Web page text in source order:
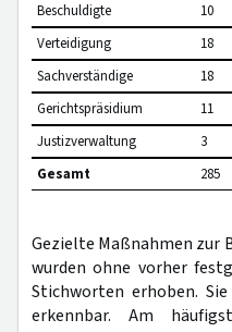
Beschuldigte
10
Verteidigung
18
Sachverständige
18
Gerichtspräsidium
11
Justizverwaltung
3
Gesamt
285
Gezielte Maßnahmen zur
wurden ohne vorher
Stichworten erhoben.
erkennbar. Am